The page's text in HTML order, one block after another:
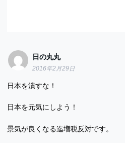
日の丸丸
2016年2月29日
日本を潰すな！
日本を元気にしよう！
景気が良くなる迄増税反対です。